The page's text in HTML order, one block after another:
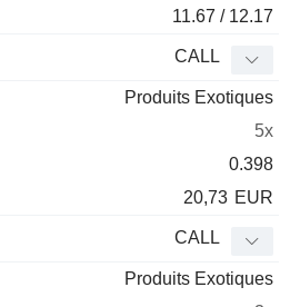
11.67 / 12.17
CALL
Produits Exotiques
5x
0.398
20,73 EUR
CALL
Produits Exotiques